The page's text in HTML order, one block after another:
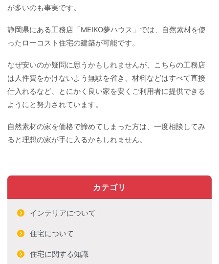
が多いのも事実です。
静岡県にある工務店「MEIKO夢ハウス」では、自然素材を使
ったローコスト住宅の建築が可能です。
なぜ安いのか疑問に思うかもしれませんが、こちらの工務店
は人件費をかけないよう無駄を省き、材料などはすべて直接
仕入れるなど、とにかく良い家を安くご利用者に提供できる
ようにと努力されています。
自然素材の家を価格で諦めてしまった方は、一度相談してみ
ると理想の家が手に入るかもしれません。
カテゴリ
インテリアについて
住宅について
住宅に関する知識